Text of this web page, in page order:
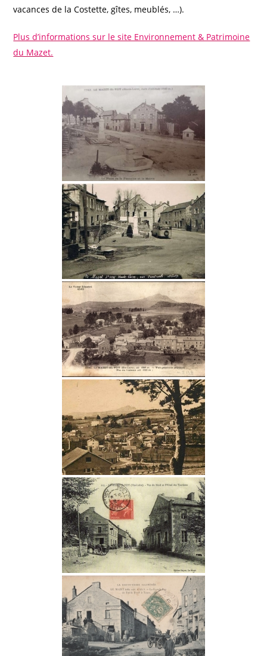
vacances de la Costette, gîtes, meublés, …).
Plus d’informations sur le site Environnement & Patrimoine
du Mazet.